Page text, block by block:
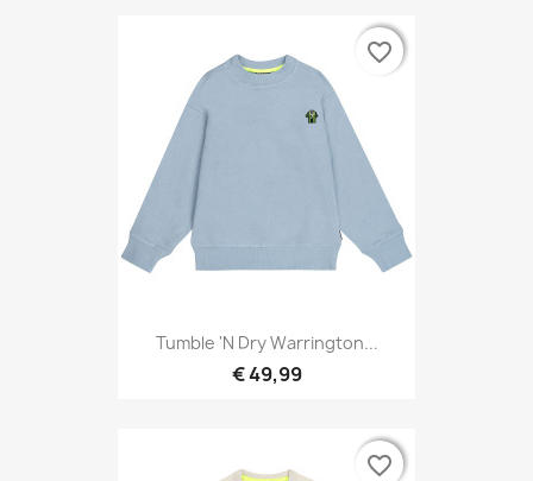
Tumble 'N Dry Warrington...
€ 49,99
favorite_border
favorite_border
favorite_border
favorite_border